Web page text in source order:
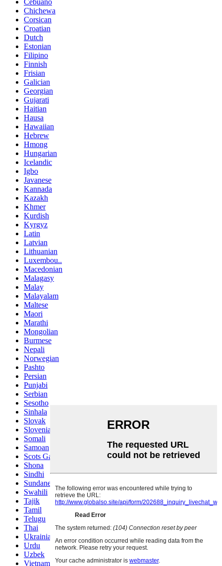
Chichewa
Corsican
Croatian
Dutch
Estonian
Filipino
Finnish
Frisian
Galician
Georgian
Gujarati
Haitian
Hausa
Hawaiian
Hebrew
Hmong
Hungarian
Icelandic
Igbo
Javanese
Kannada
Kazakh
Khmer
Kurdish
Kyrgyz
Latin
Latvian
Lithuanian
Luxembou..
Macedonian
Malagasy
Malay
Malayalam
Maltese
Maori
Marathi
Mongolian
Burmese
Nepali
Norwegian
Pashto
Persian
Punjabi
Serbian
Sesotho
Sinhala
Slovak
Slovenian
Somali
Samoan
Scots Gaelic
Shona
Sindhi
Sundanese
Swahili
Tajik
Tamil
Telugu
Thai
Ukrainian
Urdu
Uzbek
Vietnamese